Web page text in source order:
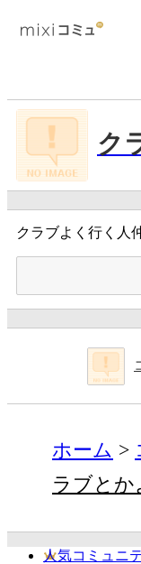
ク
クラブよく行く人
ホーム
ラブとか
人気コミュニ